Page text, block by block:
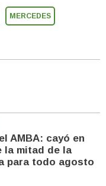
MERCEDES
AMBA: cayó en
la mitad de la
para todo agosto